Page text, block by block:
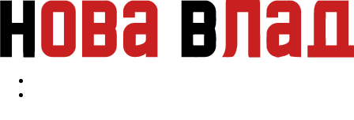
Перейти к основному содержанию